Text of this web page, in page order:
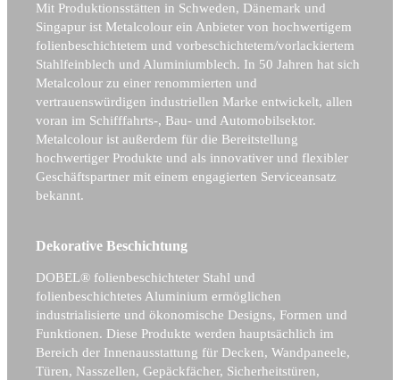
Mit Produktionsstätten in Schweden, Dänemark und
Singapur ist Metalcolour ein Anbieter von hochwertigem
folienbeschichtetem und vorbeschichtetem/vorlackiertem
Stahlfeinblech und Aluminiumblech. In 50 Jahren hat sich
Metalcolour zu einer renommierten und
vertrauenswürdigen industriellen Marke entwickelt, allen
voran im Schifffahrts-, Bau- und Automobilsektor.
Metalcolour ist außerdem für die Bereitstellung
hochwertiger Produkte und als innovativer und flexibler
Geschäftspartner mit einem engagierten Serviceansatz
bekannt.
Dekorative Beschichtung
DOBEL® folienbeschichteter Stahl und
folienbeschichtetes Aluminium ermöglichen
industrialisierte und ökonomische Designs, Formen und
Funktionen. Diese Produkte werden hauptsächlich im
Bereich der Innenausstattung für Decken, Wandpaneele,
Türen, Nasszellen, Gepäckfächer, Sicherheitstüren,